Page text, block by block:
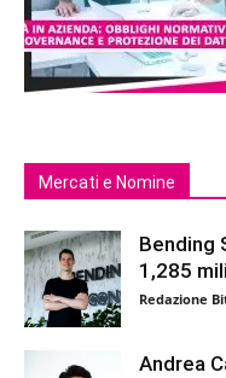
Mercati e Nomine
Bending
1,285
Redazione
Andrea